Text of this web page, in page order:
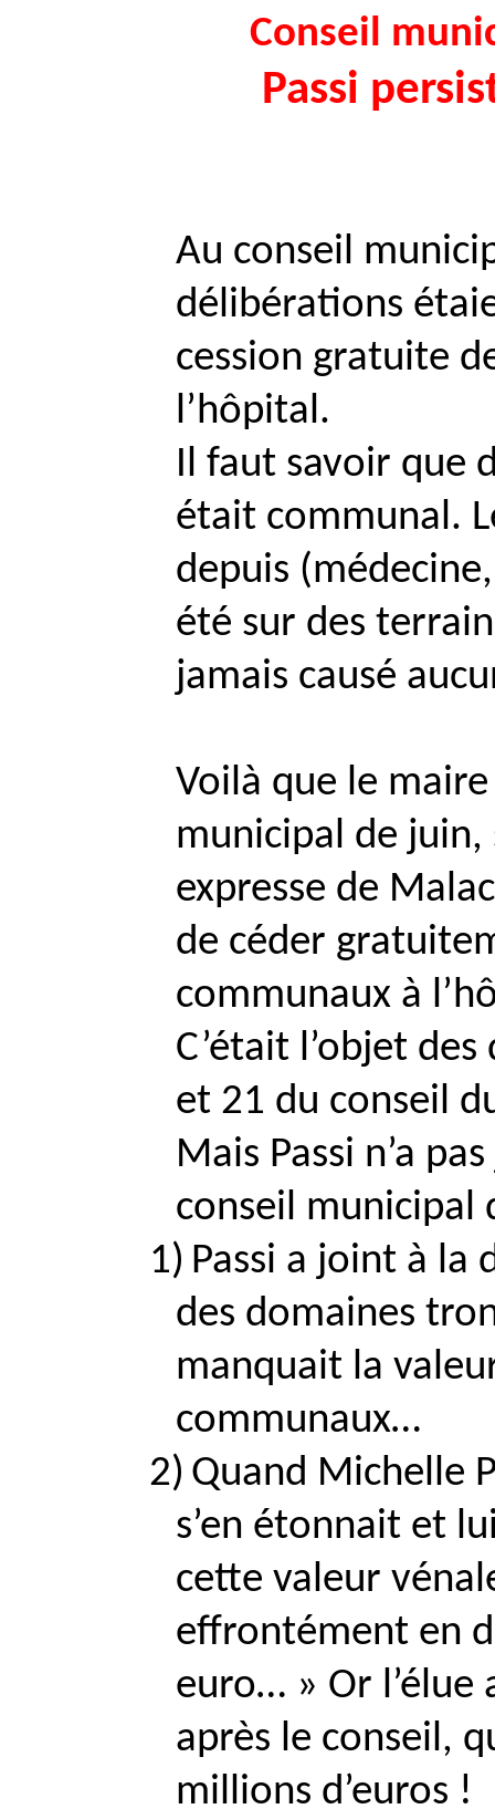
Conseil
Passi
Au conseil
délibérations
cession gratuite
l’hôpital.
Il faut savoir que
était communal.
depuis
été sur des
jamais causé
Voilà que le
municipal de juin,
expresse de
de céder
communaux à
C’était l’objet
et 21 du conseil
Mais Passi n’a
conseil municipal
1) Passi a joint à la
des domaines
manquait la
communaux…
2) Quand Michelle
s’en étonnait et
cette valeur
effrontément en
euro… » Or l’élue
après le conseil,
millions d’euros !